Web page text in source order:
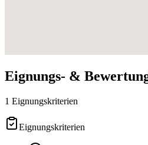
Eignungs- &
1 Eignungskriterien
Eignungskriterien